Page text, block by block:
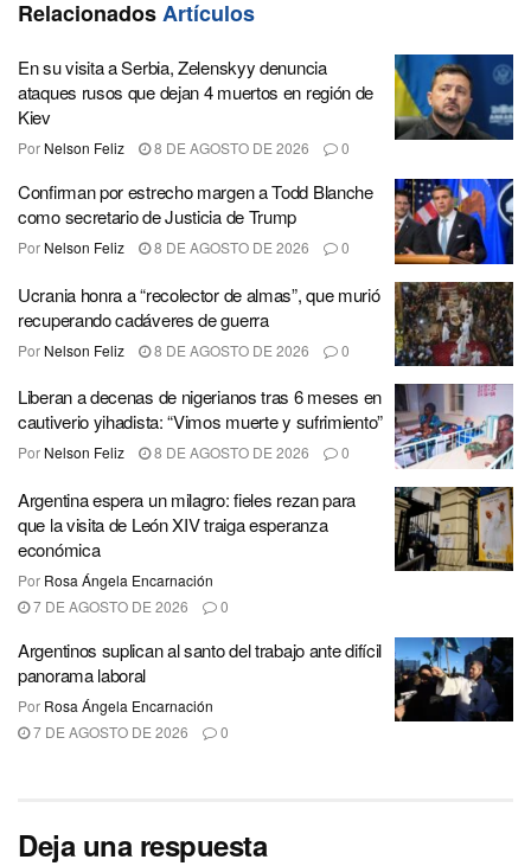
RelacionadosArtículos
En su visita a Serbia, Zelenskyy denuncia
ataques rusos que dejan 4 muertos en región de
Kiev
Por Nelson Feliz 8 DE AGOSTO DE 2026 0
Confirman por estrecho margen a Todd Blanche
como secretario de Justicia de Trump
Por Nelson Feliz 8 DE AGOSTO DE 2026 0
Ucrania honra a “recolector de almas”, que murió
recuperando cadáveres de guerra
Por Nelson Feliz 8 DE AGOSTO DE 2026 0
Liberan a decenas de nigerianos tras 6 meses en
cautiverio yihadista: “Vimos muerte y sufrimiento”
Por Nelson Feliz 8 DE AGOSTO DE 2026 0
Argentina espera un milagro: fieles rezan para
que la visita de León XIV traiga esperanza
económica
Por Rosa Ángela Encarnación
7 DE AGOSTO DE 2026
0
Argentinos suplican al santo del trabajo ante difícil
panorama laboral
Por Rosa Ángela Encarnación
7 DE AGOSTO DE 2026
0
Deja una respuesta